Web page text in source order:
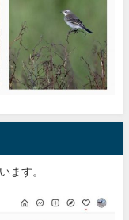
ます。